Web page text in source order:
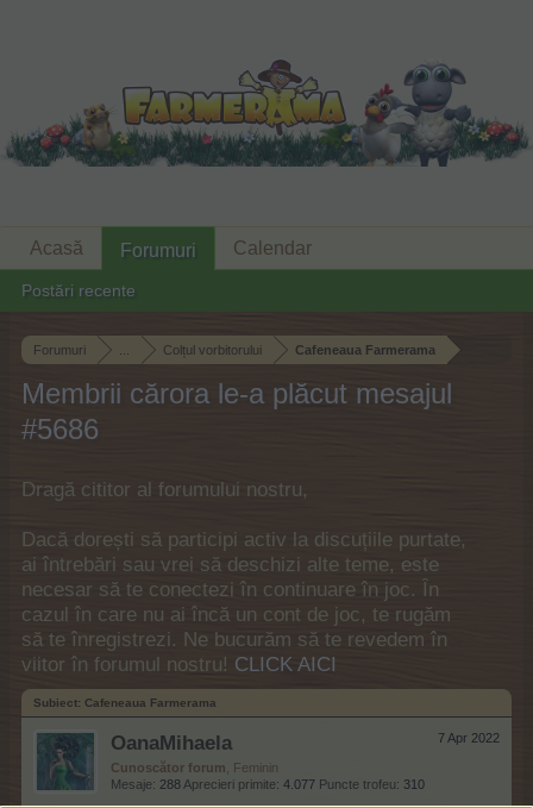
Forumuri Colțul vorbitorului Cafeneaua Farmerama
Membrii cărora le-a plăcut mesajul
#5686
Dragă cititor al forumului nostru,
Dacă dorești să participi activ la discuțiile purtate,
ai întrebări sau vrei să deschizi alte teme, este
necesar să te conectezi în continuare în joc. În
cazul în care nu ai încă un cont de joc, te rugăm
să te înregistrezi. Ne bucurăm să te revedem în
viitor în forumul nostru! CLICK AICI
Subiect: Cafeneaua Farmerama
7 Apr 2022
OanaMihaela
Cunoscător forum , Feminin
Mesaje: 288 Aprecieri primite: 4.077 Puncte trofeu: 310
Acasă Forumuri
Postări recente
Calendar